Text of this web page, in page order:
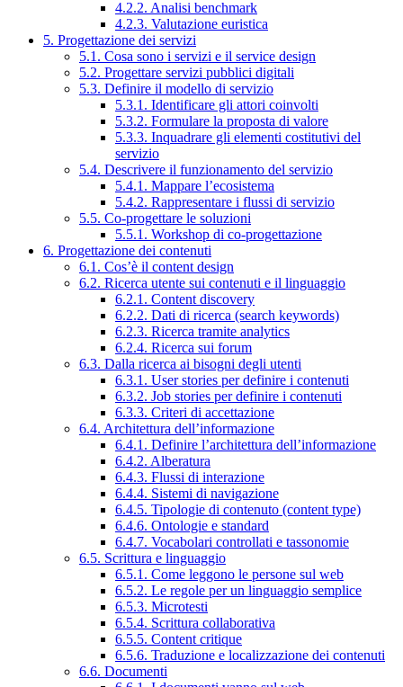
4.2.2. Analisi benchmark
4.2.3. Valutazione euristica
5. Progettazione dei servizi
5.1. Cosa sono i servizi e il service design
5.2. Progettare servizi pubblici digitali
5.3. Definire il modello di servizio
5.3.1. Identificare gli attori coinvolti
5.3.2. Formulare la proposta di valore
5.3.3. Inquadrare gli elementi costitutivi del
servizio
5.4. Descrivere il funzionamento del servizio
5.4.1. Mappare l’ecosistema
5.4.2. Rappresentare i flussi di servizio
5.5. Co-progettare le soluzioni
5.5.1. Workshop di co-progettazione
6. Progettazione dei contenuti
6.1. Cos’è il content design
6.2. Ricerca utente sui contenuti e il linguaggio
6.2.1. Content discovery
6.2.2. Dati di ricerca (search keywords)
6.2.3. Ricerca tramite analytics
6.2.4. Ricerca sui forum
6.3. Dalla ricerca ai bisogni degli utenti
6.3.1. User stories per definire i contenuti
6.3.2. Job stories per definire i contenuti
6.3.3. Criteri di accettazione
6.4. Architettura dell’informazione
6.4.1. Definire l’architettura dell’informazione
6.4.2. Alberatura
6.4.3. Flussi di interazione
6.4.4. Sistemi di navigazione
6.4.5. Tipologie di contenuto (content type)
6.4.6. Ontologie e standard
6.4.7. Vocabolari controllati e tassonomie
6.5. Scrittura e linguaggio
6.5.1. Come leggono le persone sul web
6.5.2. Le regole per un linguaggio semplice
6.5.3. Microtesti
6.5.4. Scrittura collaborativa
6.5.5. Content critique
6.5.6. Traduzione e localizzazione dei contenuti
6.6. Documenti